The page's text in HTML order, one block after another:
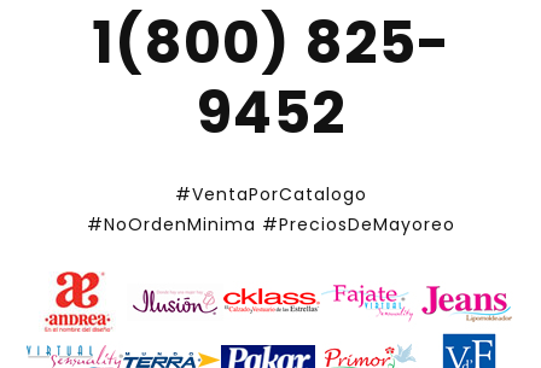
1(800) 825-
9452
#VentaPorCatalogo
#NoOrdenMinima #PreciosDeMayoreo